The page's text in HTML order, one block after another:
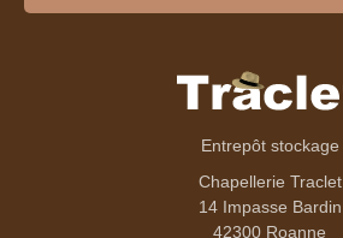
Entrepôt stockage
Chapellerie Traclet
14 Impasse Bardin
42300 Roanne